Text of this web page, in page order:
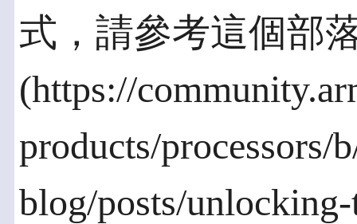
式，請參考這個部
(https://
products/processors/
blog/posts/